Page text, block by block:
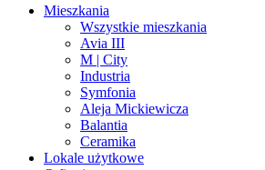
Mieszkania
Wszystkie mieszkania
Avia III
M | City
Industria
Symfonia
Aleja Mickiewicza
Balantia
Ceramika
Lokale użytkowe